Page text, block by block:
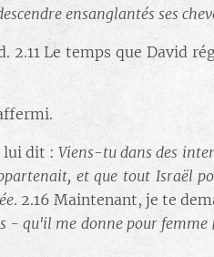
ensanglantés ses
2.11 Le temps que David
lui dit :Viens-tu dans des
et que tout Israël
. 2.16 Maintenant, je te
- qu'il me donne pour femme